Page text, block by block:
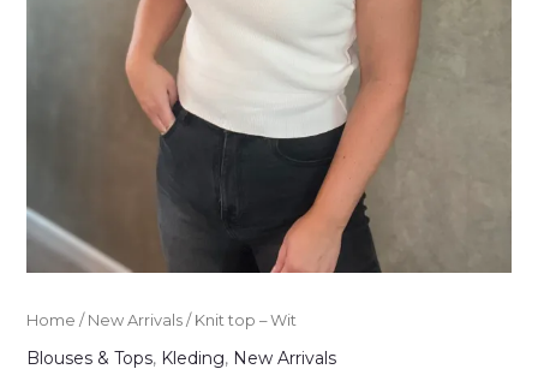
Home / New Arrivals/ Knit top – Wit
Blouses & Tops, Kleding, New Arrivals